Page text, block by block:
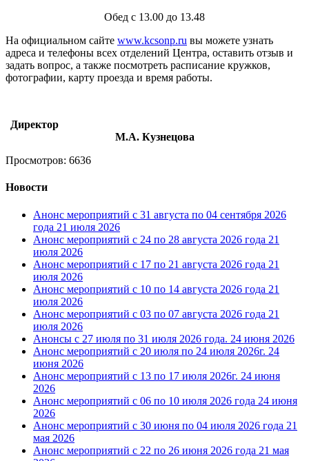
Обед с 13.00 до 13.48
На официальном сайте www.kcsonp.ru вы можете узнать
адреса и телефоны всех отделений Центра, оставить отзыв и
задать вопрос, а также посмотреть расписание кружков,
фотографии, карту проезда и время работы.
Директор
М.А. Кузнецова
Просмотров: 6636
Новости
Анонс мероприятий с 31 августа по 04 сентября 2026
года 21 июля 2026
Анонс мероприятий с 24 по 28 августа 2026 года 21
июля 2026
Анонс мероприятий с 17 по 21 августа 2026 года 21
июля 2026
Анонс мероприятий с 10 по 14 августа 2026 года 21
июля 2026
Анонс мероприятий с 03 по 07 августа 2026 года 21
июля 2026
Анонсы с 27 июля по 31 июля 2026 года. 24 июня 2026
Анонс мероприятий с 20 июля по 24 июля 2026г. 24
июня 2026
Анонс мероприятий с 13 по 17 июля 2026г. 24 июня
2026
Анонс мероприятий с 06 по 10 июля 2026 года 24 июня
2026
Анонс мероприятий с 30 июня по 04 июля 2026 года 21
мая 2026
Анонс мероприятий с 22 по 26 июня 2026 года 21 мая